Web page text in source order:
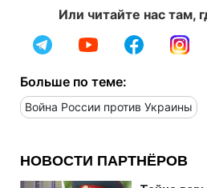
Или читайте нас там,
Больше по теме:
Война России против Украины